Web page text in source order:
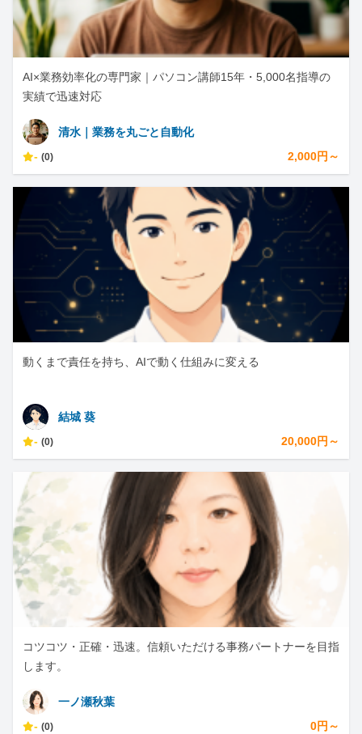
AI×業務効率化の専門家｜パソコン講師15年・5,000名指導の
実績で迅速対応
清水｜業務を丸ごと自動化
- (0) 2,000円～
動くまで責任を持ち、AIで動く仕組みに変える
結城 葵
- (0) 20,000円～
コツコツ・正確・迅速。信頼いただける事務パートナーを目指
します。
一ノ瀬秋葉
- (0) 0円～